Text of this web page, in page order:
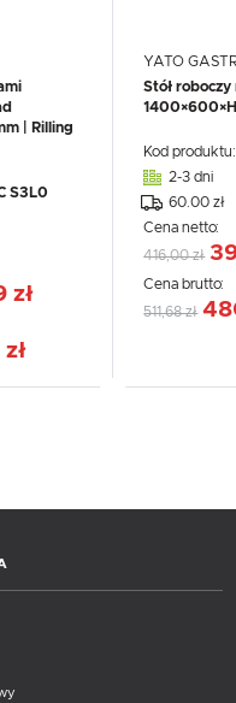
| Rilling
S3L0
zł
YATO
Stół roboczy
Kod
2-3 dni
60.00 zł
Cena netto:
416,00 zł
Cena brutto:
511,68 zł